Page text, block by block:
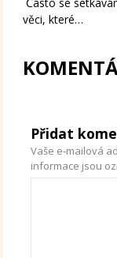
věci, které…
Přidat
Vaše e-mailová
informace jsou